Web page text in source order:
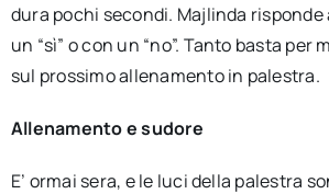
dura pochi secondi. Majlinda risponde
un “sì” o con un “no”. Tanto basta per
sul prossimo allenamento in palestra.
Allenamento e sudore
E’ ormai sera, e le luci della palestra